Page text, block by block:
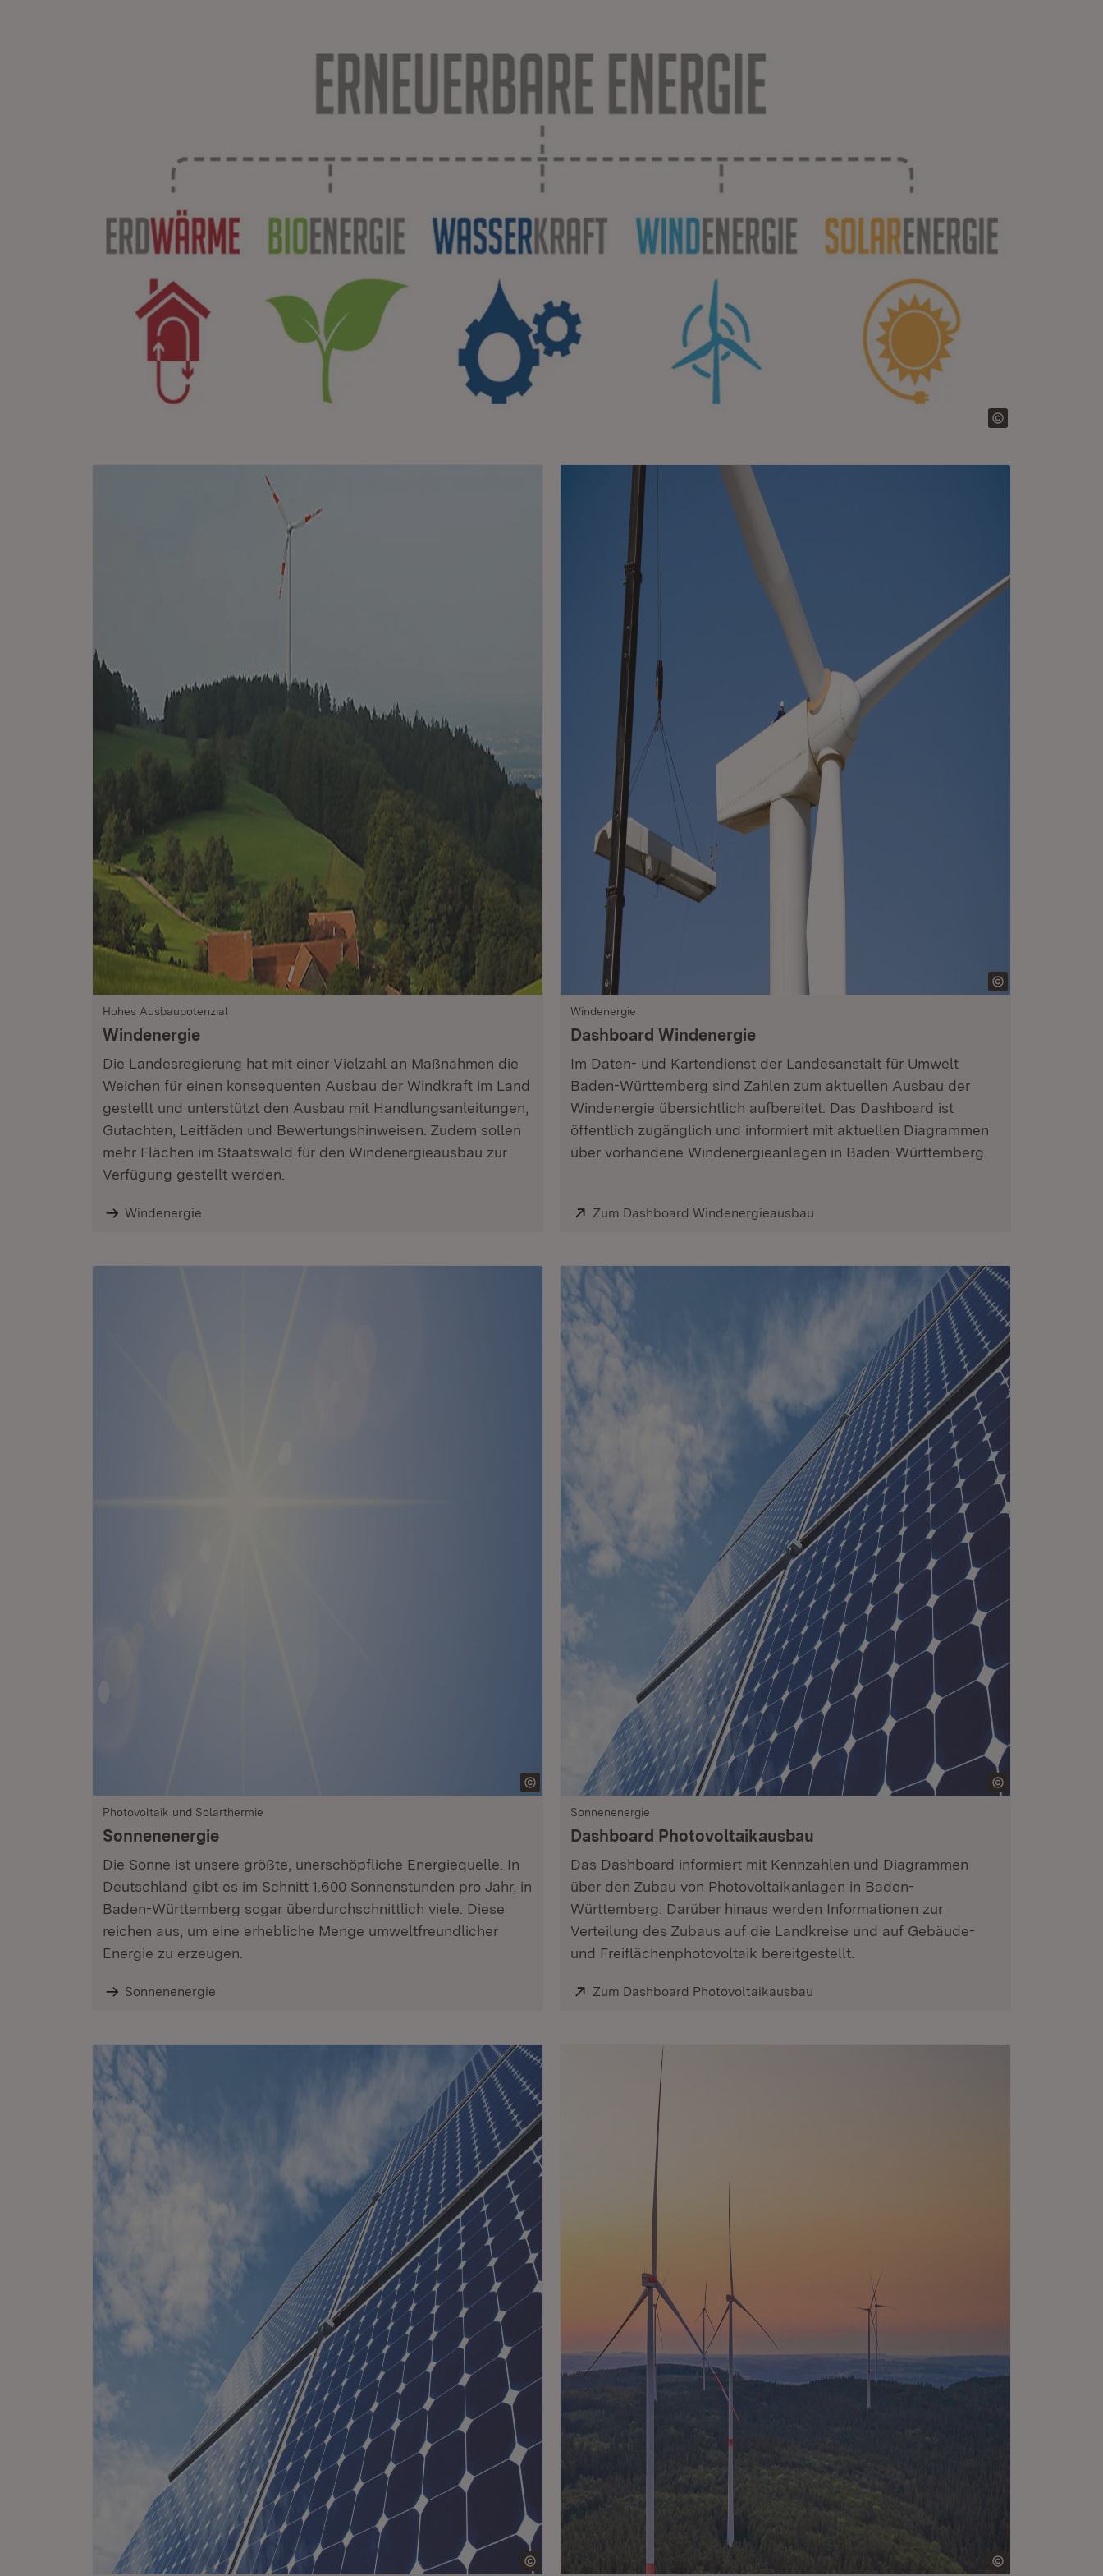
Hohes Ausbaupotenzial
Windenergie
Die Landesregierung hat mit einer Vielzahl an Maßnahmen die
Weichen für einen konsequenten Ausbau der Windkraft im Land
gestellt und unterstützt den Ausbau mit Handlungsanleitungen,
Gutachten, Leitfäden und Bewertungshinweisen. Zudem sollen
mehr Flächen im Staatswald für den Windenergieausbau zur
Verfügung gestellt werden.
Windenergie
Windenergie
Dashboard Windenergie
Im Daten- und Kartendienst der Landesanstalt für Umwelt
Baden-Württemberg sind Zahlen zum aktuellen Ausbau der
Windenergie übersichtlich aufbereitet. Das Dashboard ist
öffentlich zugänglich und informiert mit aktuellen Diagrammen
über vorhandene Windenergieanlagen in Baden-Württemberg.
Extern:
Zum Dashboard Windenergieausbau
Photovoltaik und Solarthermie
Sonnenenergie
Die Sonne ist unsere größte, unerschöpfliche Energiequelle. In
Deutschland gibt es im Schnitt 1.600 Sonnenstunden pro Jahr, in
Baden-Württemberg sogar überdurchschnittlich viele. Diese
reichen aus, um eine erhebliche Menge umweltfreundlicher
Energie zu erzeugen.
Sonnenenergie
Sonnenenergie
Dashboard Photovoltaikausbau
Das Dashboard informiert mit Kennzahlen und Diagrammen
über den Zubau von Photovoltaikanlagen in Baden-
Württemberg. Darüber hinaus werden Informationen zur
Verteilung des Zubaus auf die Landkreise und auf Gebäude-
und Freiflächenphotovoltaik bereitgestellt.
Extern:
Zum Dashboard Photovoltaikausbau